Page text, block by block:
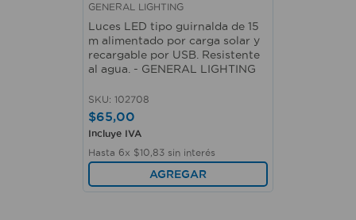
GENERAL LIGHTING
Luces LED tipo guirnalda de 15
m alimentado por carga solar y
recargable por USB. Resistente
al agua. - GENERAL LIGHTING
SKU: 102708
$65,00
Incluye IVA
Hasta 6x $10 83 sin interés
AGREGAR